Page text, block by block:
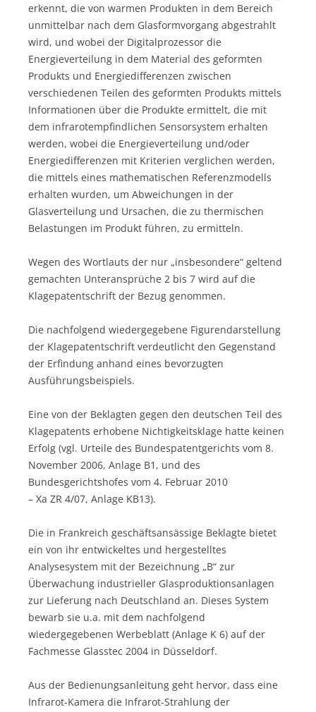
erkennt, die von warmen Produkten in dem Bereich
unmittelbar nach dem Glasformvorgang abgestrahlt
wird, und wobei der Digitalprozessor die
Energieverteilung in dem Material des geformten
Produkts und Energiedifferenzen zwischen
verschiedenen Teilen des geformten Produkts mittels
Informationen über die Produkte ermittelt, die mit
dem infrarotempfindlichen Sensorsystem erhalten
werden, wobei die Energieverteilung und/oder
Energiedifferenzen mit Kriterien verglichen werden,
die mittels eines mathematischen Referenzmodells
erhalten wurden, um Abweichungen in der
Glasverteilung und Ursachen, die zu thermischen
Belastungen im Produkt führen, zu ermitteln.
Wegen des Wortlauts der nur „insbesondere“ geltend
gemachten Unteransprüche 2 bis 7 wird auf die
Klagepatentschrift der Bezug genommen.
Die nachfolgend wiedergegebene Figurendarstellung
der Klagepatentschrift verdeutlicht den Gegenstand
der Erfindung anhand eines bevorzugten
Ausführungsbeispiels.
Eine von der Beklagten gegen den deutschen Teil des
Klagepatents erhobene Nichtigkeitsklage hatte keinen
Erfolg (vgl. Urteile des Bundespatentgerichts vom 8.
November 2006, Anlage B1, und des
Bundesgerichtshofes vom 4. Februar 2010
– Xa ZR 4/07, Anlage KB13).
Die in Frankreich geschäftsansässige Beklagte bietet
ein von ihr entwickeltes und hergestelltes
Analysesystem mit der Bezeichnung „B“ zur
Überwachung industrieller Glasproduktionsanlagen
zur Lieferung nach Deutschland an. Dieses System
bewarb sie u.a. mit dem nachfolgend
wiedergegebenen Werbeblatt (Anlage K 6) auf der
Fachmesse Glasstec 2004 in Düsseldorf.
Aus der Bedienungsanleitung geht hervor, dass eine
Infrarot-Kamera die Infrarot-Strahlung der